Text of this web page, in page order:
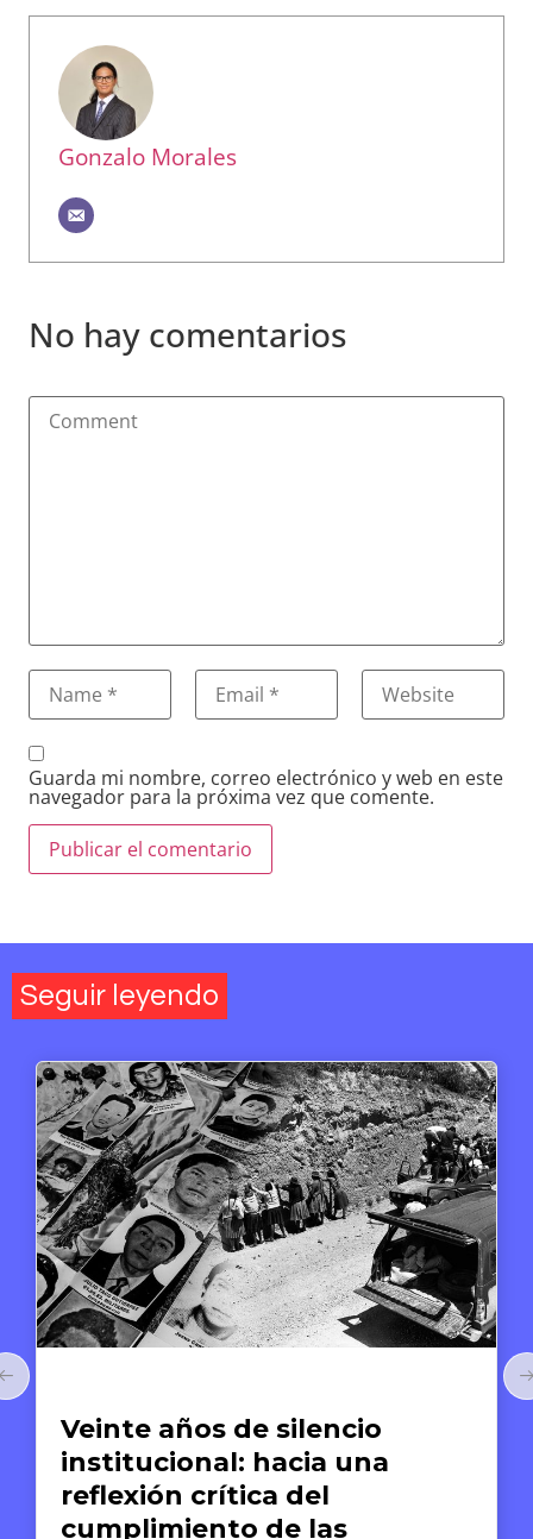
Gonzalo Morales
No hay comentarios
Guarda mi nombre, correo electrónico y web en este
navegador para la próxima vez que comente.
Seguir leyendo
Veinte años de silencio
institucional: hacia una
reflexión crítica del
cumplimiento de las